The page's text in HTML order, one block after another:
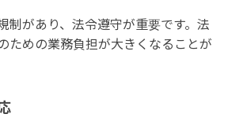
制があり、法令遵守が重要です。法
ための業務負担が大きくなることが